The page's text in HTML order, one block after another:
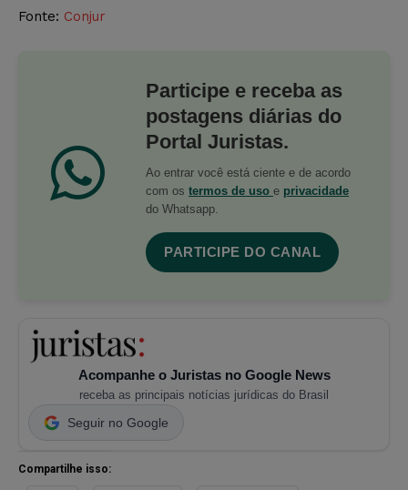
Fonte: Conjur
Participe e receba as
postagens diárias do
Portal Juristas.
Ao entrar você está ciente e de acordo
com os termos de uso e privacidade
do Whatsapp.
PARTICIPE DO CANAL
Acompanhe o Juristas no Google News
receba as principais notícias jurídicas do Brasil
Seguir no Google
Compartilhe isso: